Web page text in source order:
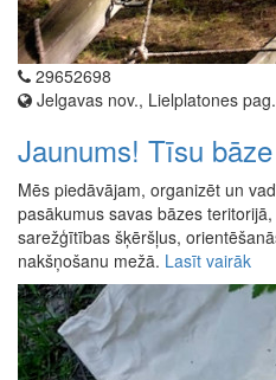
29652698
Jelgavas nov., Lielplatones
Jaunums! Tīsu bāze
Mēs piedāvājam, organizēt un
pasākumus savas bāzes
sarežģītības šķēršļus,
nakšņošanu mežā. Lasīt vairāk